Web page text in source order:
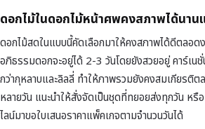
ดอกไม้ในดอกไม้หน้าศพคงสภาพได้นาน
ดอกไม้สดในแบบนี้คัดเลือกมาให้คงสภาพได้ดีตลอ
อภิธรรมดอกจะอยู่ได้ 2-3 วันโดยยังสวยอยู่ คาร์เน
กว่ากุหลาบและลิลลี่ ทำให้ภาพรวมยังคงสมเกียรติต
หลายวัน แนะนำให้สั่งจัดเป็นชุดที่ทยอยส่งทุกวัน หรื
ไลน์มาขอใบเสนอราคาแพ็คเกจตามจำนวนวันได้